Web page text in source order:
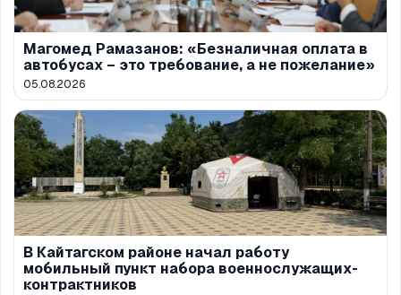
Магомед Рамазанов: «Безналичная оплата в
автобусах – это требование, а не пожелание»
05.08.2026
В Кайтагском районе начал работу
мобильный пункт набора военнослужащих-
контрактников